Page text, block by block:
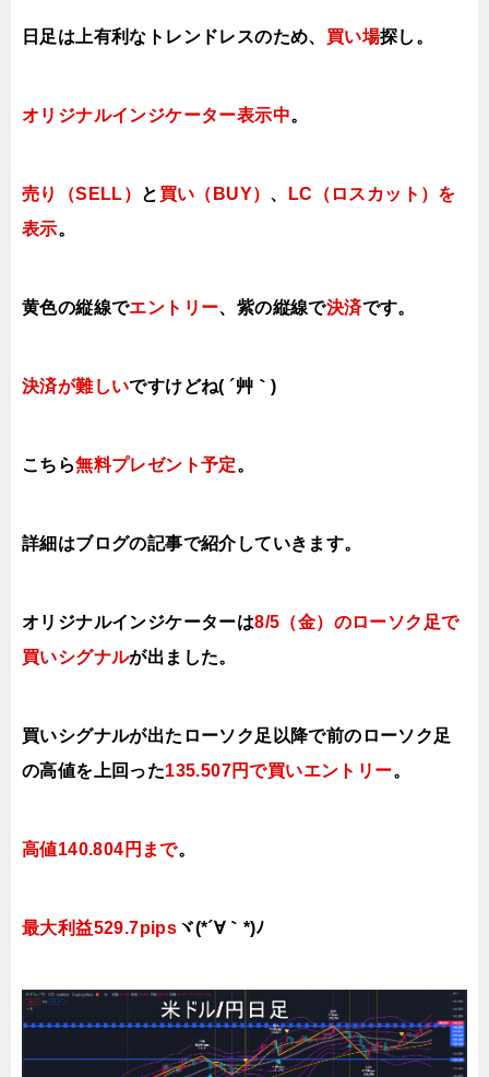
日足は上有利なトレンドレスのため、 買い場探し。
オリジナルインジケーター表示中。
売り（SELL） と 買い（BUY） 、
LC（ロスカット）を
表示。
黄色の縦線でエントリー、紫の縦線で決済です。
決済が難しいですけどね( ´艸｀)
こちら無料プレゼント予定。
詳細はブログの記事で紹介していきます。
オリジナルインジケーターは8/5（金）のローソク足で
買いシグナルが出ました。
買いシグナルが出たローソク足以降で前のローソク足
の高値を上回った135.507円で買いエントリー。
高値140.804円まで。
最大利益529.7pips ヾ(*´∀｀*)ﾉ